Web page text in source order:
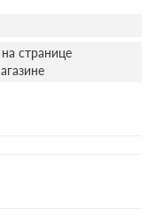
странице